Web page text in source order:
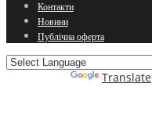
Контакти
Новини
Публічна оферта
Translate